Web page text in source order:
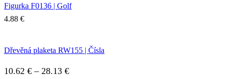
Figurka F0136 | Golf
4.88 €
Dřevěná plaketa RW155 | Čísla
10.62 € – 28.13 €Price